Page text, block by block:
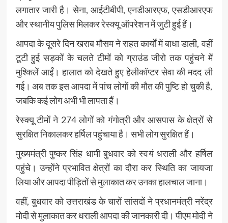
लगातार जारी है। सेना, आईटीबीपी, एनडीआरएफ, एसडीआरएफ
और स्थानीय पुलिस मिलकर रेस्क्यू ऑपरेशन में जुटी हुई हैं।
आपदा के दूसरे दिन खराब मौसम ने राहत कार्यों में बाधा डाली, वहीं
टूटी हुई सड़कों के चलते टीमों को ग्राउंड जीरो तक पहुंचने में
मुश्किलें आईं। हालात को देखते हुए हेलीकॉप्टर सेवा की मदद ली
गई। अब तक इस आपदा में पांच लोगों की मौत की पुष्टि हो चुकी है,
जबकि कई लोग अभी भी लापता हैं।
रेस्क्यू टीमों ने 274 लोगों को गंगोत्री और आसपास के क्षेत्रों से
सुरक्षित निकालकर हर्षिल पहुंचाया है। सभी लोग सुरक्षित हैं।
मुख्यमंत्री पुष्कर सिंह धामी बुधवार को स्वयं धराली और हर्षिल
पहुंचे। उन्होंने प्रभावित क्षेत्रों का दौरा कर स्थिति का जायजा
लिया और आपदा पीड़ितों से मुलाकात कर उनका हालचाल जाना।
वहीं, बुधवार को उत्तराखंड के चारों सांसदों ने प्रधानमंत्री नरेंद्र
मोदी से मुलाकात कर धराली आपदा की जानकारी दी। पीएम मोदी ने